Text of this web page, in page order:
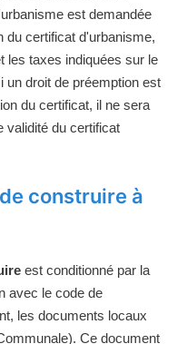
est demandée
du certificat d'urbanisme,
les taxes indiquées sur le
droit de préemption est
du certificat, il ne sera
validité du certificat
construire à
est conditionné par la
avec le code de
les documents locaux
Ce document